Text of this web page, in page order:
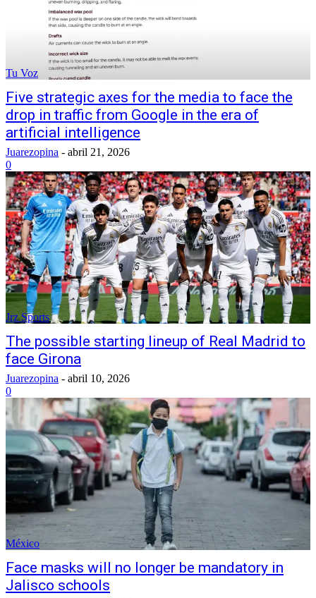
Tu Voz
Five strategic axes for the media to face the
drop in traffic from Google in the era of
artificial intelligence
Juarezopina - abril 21, 2026
0
Jrz Sports
The possible starting lineup of Real Madrid to
face Girona
Juarezopina - abril 10, 2026
0
México
Face masks will no longer be mandatory in
Jalisco schools